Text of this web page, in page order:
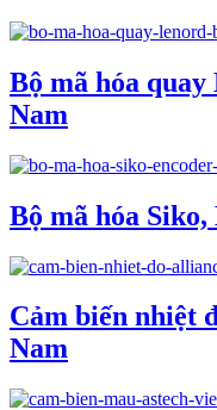
Bộ mã hóa
Nam
Bộ mã hóa
Cảm biến nhiệt
Nam